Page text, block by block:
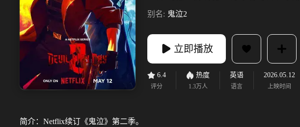
别名: 鬼泣2
立即播放
6.4
评分
热度
1.3万人
英语
语言
2026.05.12
上映时间
简介： Netflix续订《鬼泣》第二季。